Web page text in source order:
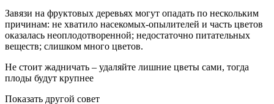
Завязи на фруктовых деревьях могут опадать по нескольким
причинам: не хватило насекомых-опылителей и часть цветов
оказалась неоплодотворенной; недостаточно питательных
веществ; слишком много цветов.
Не стоит жадничать – удаляйте лишние цветы сами, тогда
плоды будут крупнее
Показать другой совет